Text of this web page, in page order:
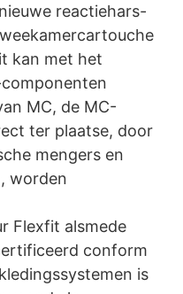
reactiehars-
kan met het
MC, de MC-
ter plaatse, door
mengers en
worden
Flexfit alsmede
conform
is
u hebt bezocht.
bent ingelogd, stelt
direct aan uw
uit te loggen. Het
het belang van een
onlineaanbod. Dit
in de betekenis van
met
de verklaring
van YouTube onder:
privacy.
wij geen enkele
worden niet